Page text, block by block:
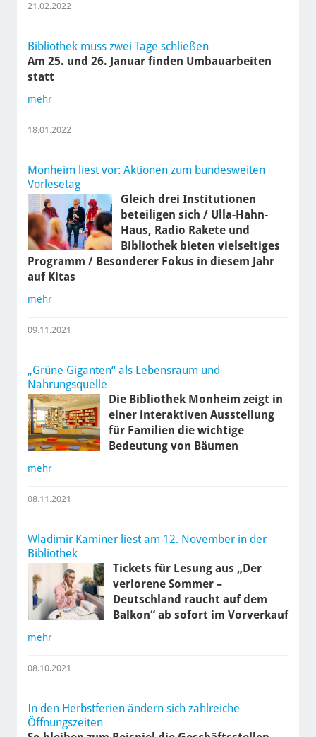
21.02.2022
Bibliothek muss zwei Tage schließen
Am 25. und 26. Januar finden Umbauarbeiten
statt
mehr
18.01.2022
Monheim liest vor: Aktionen zum bundesweiten
Vorlesetag
Gleich drei Institutionen
beteiligen sich / Ulla-Hahn-
Haus, Radio Rakete und
Bibliothek bieten vielseitiges
Programm / Besonderer Fokus in diesem Jahr
auf Kitas
mehr
09.11.2021
„Grüne Giganten“ als Lebensraum und
Nahrungsquelle
Die Bibliothek Monheim zeigt in
einer interaktiven Ausstellung
für Familien die wichtige
Bedeutung von Bäumen
mehr
08.11.2021
Wladimir Kaminer liest am 12. November in der
Bibliothek
Tickets für Lesung aus „Der
verlorene Sommer –
Deutschland raucht auf dem
Balkon“ ab sofort im Vorverkauf
mehr
08.10.2021
In den Herbstferien ändern sich zahlreiche
Öffnungszeiten